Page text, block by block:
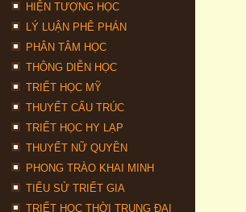
HIỆN TƯỢNG HỌC
LÝ LUẬN PHÊ PHÁN
PHÂN TÂM HỌC
THÔNG DIỄN HỌC
TRIẾT HỌC MỸ
THUYẾT CẤU TRÚC
TRIẾT HỌC HY LẠP
THUYẾT NỮ QUYỀN
PHONG TRÀO KHAI MINH
TIỂU SỬ TRIẾT GIA
TRIẾT HỌC THỜI TRUNG ĐẠI